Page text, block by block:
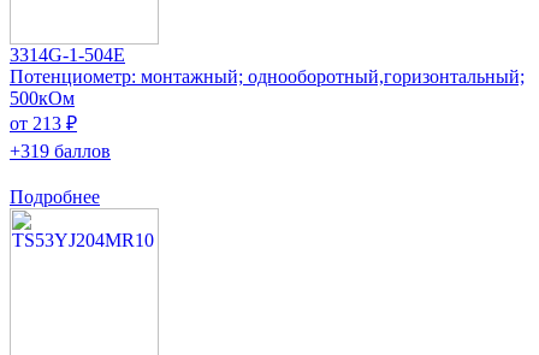
3314G-1-504E
Потенциометр: монтажный; однооборотный,горизонтальный;
500кОм
от 213 ₽
+319 баллов
Подробнее